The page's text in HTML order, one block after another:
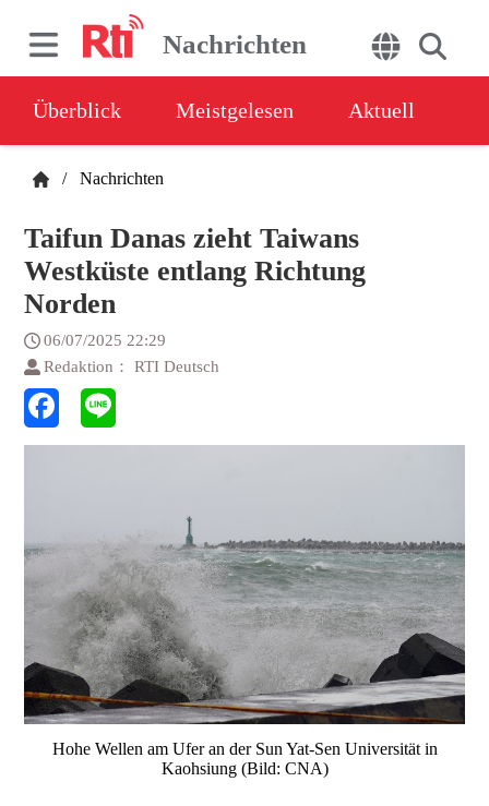
Nachrichten
Überblick Meistgelesen Aktuell
/ Nachrichten
Taifun Danas zieht Taiwans
Westküste entlang Richtung
Norden
06/07/2025 22:29
Redaktion： RTI Deutsch
Hohe Wellen am Ufer an der Sun Yat-Sen Universität in
Kaohsiung (Bild: CNA)